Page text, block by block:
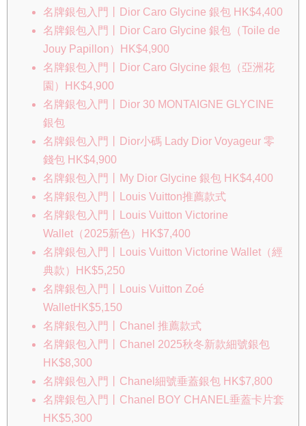
名牌銀包入門丨Dior Caro Glycine 銀包 HK$4,400
名牌銀包入門丨Dior Caro Glycine 銀包（Toile de
Jouy Papillon）HK$4,900
名牌銀包入門丨Dior Caro Glycine 銀包（亞洲花
園）HK$4,900
名牌銀包入門丨Dior 30 MONTAIGNE GLYCINE
銀包
名牌銀包入門丨Dior小碼 Lady Dior Voyageur 零
錢包 HK$4,900
名牌銀包入門丨My Dior Glycine 銀包 HK$4,400
名牌銀包入門丨Louis Vuitton推薦款式
名牌銀包入門丨Louis Vuitton Victorine
Wallet（2025新色）HK$7,400
名牌銀包入門丨Louis Vuitton Victorine Wallet（經
典款）HK$5,250
名牌銀包入門丨Louis Vuitton Zoé
WalletHK$5,150
名牌銀包入門丨Chanel 推薦款式
名牌銀包入門丨Chanel 2025秋冬新款細號銀包
HK$8,300
名牌銀包入門丨Chanel細號垂蓋銀包 HK$7,800
名牌銀包入門丨Chanel BOY CHANEL垂蓋卡片套
HK$5,300